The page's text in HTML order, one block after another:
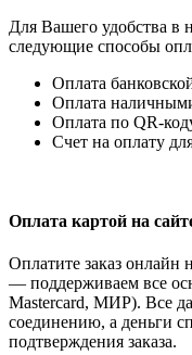
Для Вашего удобства в
следующие способы
Оплата
Оплата
Оплата по QR-
Счет на оплату
Оплата картой на
Оплатите заказ онлайн
— поддерживаем все
Mastercard, МИР). Все
соединению, а деньги
подтверждения заказа.